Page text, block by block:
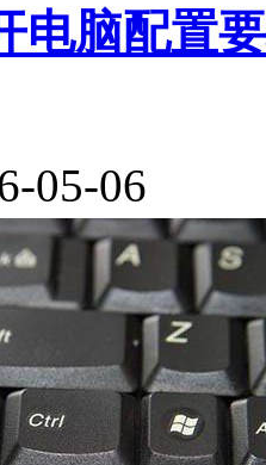
电脑配置
05-06